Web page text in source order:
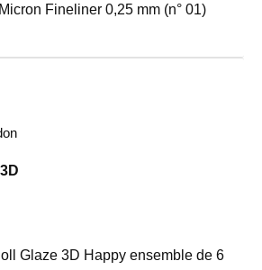
Fineliner 0,25 mm (n° 01)
Glaze 3D Happy ensemble de 6